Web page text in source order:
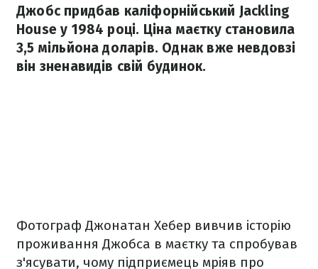
Джобс придбав каліфорнійський Jackling
House у 1984 році. Ціна маєтку становила
3,5 мільйона доларів. Однак вже невдовзі
він зненавидів свій будинок.
Фотограф Джонатан Хебер вивчив історію
проживання Джобса в маєтку та спробував
з'ясувати, чому підприємець мріяв про